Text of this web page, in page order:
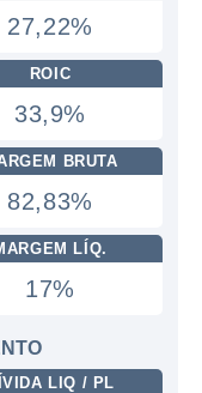
27,22%
ROIC
33,9%
BRUTA
82,83%
LÍQ.
17%
LIQ / PL